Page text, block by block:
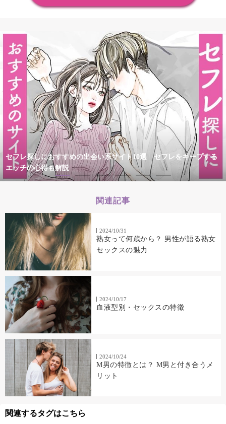
セフレ探しにおすすめの出会い系サイト10選 セフレをキープする
エッチの心得も解説
関連記事
2024/10/31
熟女って何歳から？ 男性が語る熟女
セックスの魅力
2024/10/17
血液型別・セックスの特徴
2024/10/24
M男の特徴とは？ M男と付き合うメ
リット
関連するタグはこちら